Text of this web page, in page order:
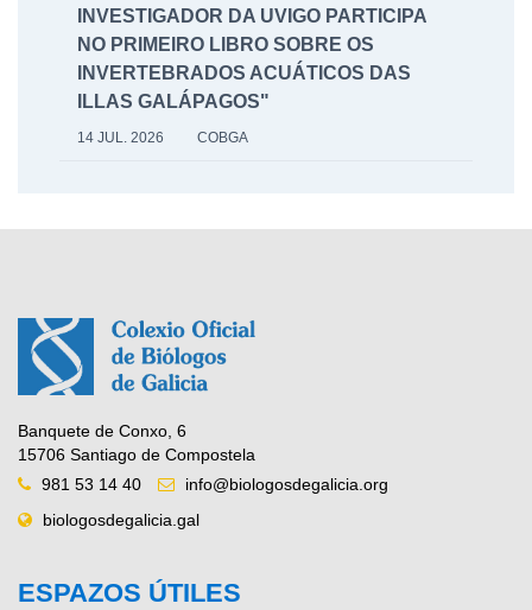
INVESTIGADOR DA UVIGO PARTICIPA
NO PRIMEIRO LIBRO SOBRE OS
INVERTEBRADOS ACUÁTICOS DAS
ILLAS GALÁPAGOS"
14 JUL. 2026 COBGA
Banquete de Conxo, 6
15706 Santiago de Compostela
981 53 14 40
info@biologosdegalicia.org
biologosdegalicia.gal
ESPAZOS ÚTILES